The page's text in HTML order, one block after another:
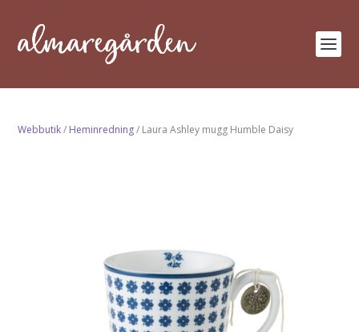
Webbutik/ Heminredning/ Laura Ashley mugg Humble Daisy